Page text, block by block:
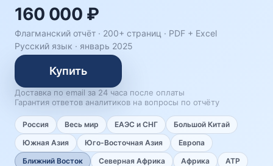
160 000 ₽
Флагманский отчёт · 200+ страниц · PDF + Excel
Русский язык · январь 2025
Купить
Доставка по email за 24 часа после оплаты
Гарантия ответов аналитиков на вопросы по отчёту
Россия Весь мир ЕАЭС и СНГ
Большой Китай
Южная Азия
Юго-Восточная Азия
Европа
Ближний Восток
Северная Африка Африка
АТР